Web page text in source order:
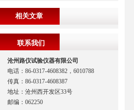
相关文章
联系我们
沧州路仪试验仪器有限公司
电话：86-0317-4608382，6010788
传真：86-0317-4608387
地址：沧州西开发区33号
邮编：062250